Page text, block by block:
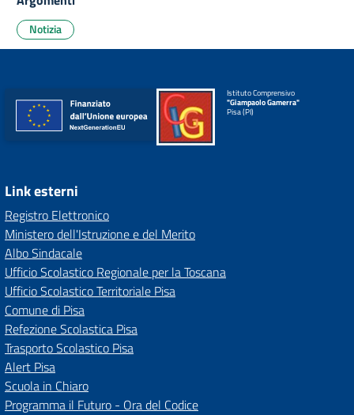
Notizia
Istituto Comprensivo
"Giampaolo Gamerra"
Pisa (PI)
Link esterni
Registro Elettronico
Ministero dell'Istruzione e del Merito
Albo Sindacale
Ufficio Scolastico Regionale per la Toscana
Ufficio Scolastico Territoriale Pisa
Comune di Pisa
Refezione Scolastica Pisa
Trasporto Scolastico Pisa
Alert Pisa
Scuola in Chiaro
Programma il Futuro - Ora del Codice